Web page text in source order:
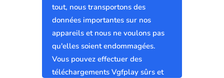
tout, nous transportons des
données importantes sur nos
appareils et nous ne voulons pas
qu'elles soient endommagées.
Vous pouvez effectuer des
téléchargements Vgfplay sûrs et